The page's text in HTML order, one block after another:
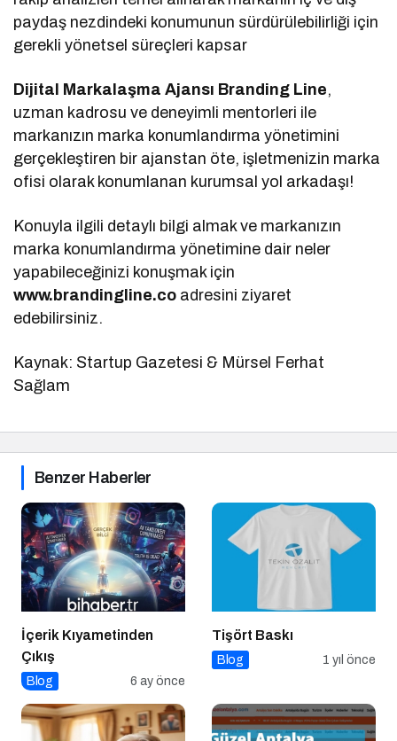
paydaş nezdindeki konumunun sürdürülebilirliği için
gerekli yönetsel süreçleri kapsar
Dijital Markalaşma Ajansı Branding Line,
uzman kadrosu ve deneyimli mentorleri ile
markanızın marka konumlandırma yönetimini
gerçekleştiren bir ajanstan öte, işletmenizin marka
ofisi olarak konumlanan kurumsal yol arkadaşı!
Konuyla ilgili detaylı bilgi almak ve markanızın
marka konumlandırma yönetimine dair neler
yapabileceğinizi konuşmak için
www.brandingline.co adresini ziyaret
edebilirsiniz.
Kaynak: Startup Gazetesi & Mürsel Ferhat
Sağlam
Benzer Haberler
İçerik Kıyametinden
Çıkış
Blog 6 ay önce
Tişört Baskı
Blog 1 yıl önce